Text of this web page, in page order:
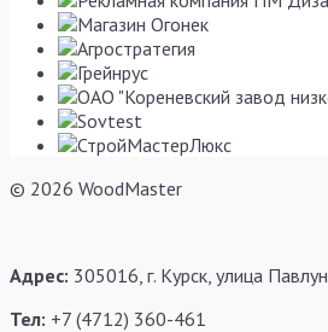
© 2026 WoodMaster
Адрес: 305016, г. Курск, улица
Тел: +7 (4712) 360-461